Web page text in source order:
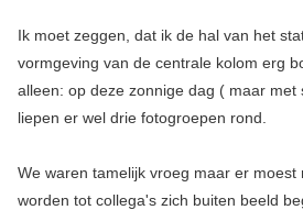
Ik moet zeggen, dat ik de hal van het
vormgeving van de centrale kolom erg
alleen: op deze zonnige dag ( maar met
liepen er wel drie fotogroepen rond.
We waren tamelijk vroeg maar er moest
worden tot collega's zich buiten beeld